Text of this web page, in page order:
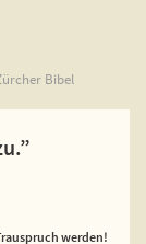
Bibel
werden!